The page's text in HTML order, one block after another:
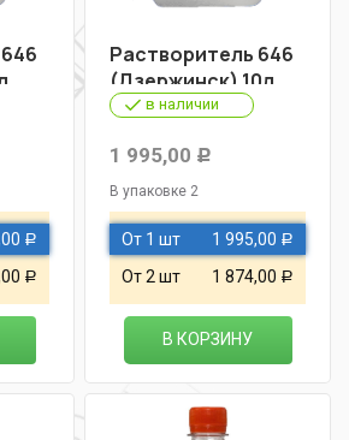
Р
Р
Растворитель 646
(Дзержинск) 10л
в наличии
1 995,00 Р
В упаковке 2
От 1 шт 1 995,00 Р
От 2 шт 1 874,00 Р
В КОРЗИНУ